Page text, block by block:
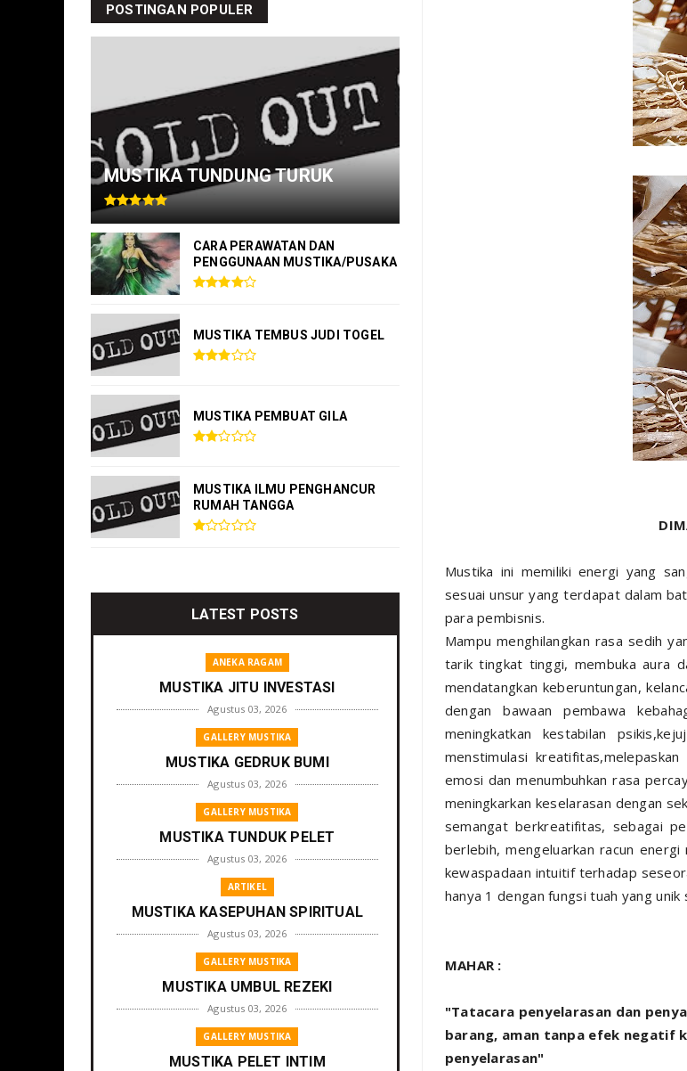
Mustika ini memiliki energi yang
sesuai unsur yang terdapat dalam
para pembisnis.
Mampu menghilangkan rasa sedih
tarik tingkat tinggi, membuka aura
mendatangkan keberuntungan,
dengan bawaan pembawa
meningkatkan kestabilan
menstimulasi
emosi dan menumbuhkan rasa
meningkarkan keselarasan dengan
semangat berkreatifitas, sebagai
berlebih, mengeluarkan racun
kewaspadaan intuitif terhadap
hanya 1 dengan fungsi tuah yang unik
MAHAR :
"Tatacara penyelarasan dan
barang, aman tanpa efek negatif
penyelarasan"
POSTINGAN POPULER
MUSTIKA TUNDUNG TURUK
CARA PERAWATAN DAN
PENGGUNAAN MUSTIKA/PUSAKA
MUSTIKA TEMBUS JUDI TOGEL
MUSTIKA PEMBUAT GILA
MUSTIKA ILMU PENGHANCUR
RUMAH TANGGA
LATEST POSTS
ANEKA RAGAM
MUSTIKA JITU INVESTASI
Agustus 03, 2026
GALLERY MUSTIKA
MUSTIKA GEDRUK BUMI
Agustus 03, 2026
GALLERY MUSTIKA
MUSTIKA TUNDUK PELET
Agustus 03, 2026
ARTIKEL
MUSTIKA KASEPUHAN SPIRITUAL
Agustus 03, 2026
GALLERY MUSTIKA
MUSTIKA UMBUL REZEKI
Agustus 03, 2026
GALLERY MUSTIKA
MUSTIKA PELET INTIM